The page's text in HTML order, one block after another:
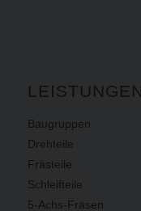
Baugruppen
Drehteile
Frästeile
Schleifteile
5-Achs-Fräsen